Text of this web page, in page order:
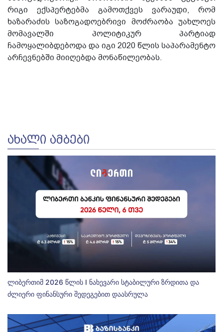
რიგი ექსპერტებმა გამოთქვეს ვარაუდი, რომ
ხაზარაძის საზოგადოებრივი მოძრაობა უახლოეს
მომავალში პოლიტიკურ პარტიად
ჩამოყალიბდებოდა და იგი 2020 წლის საპარამენტო
არჩევნებში მიიღებდა მონაწილეობას.
ᲐᲮᲐᲚᲘ ᲐᲛᲑᲔᲑᲘ
ლიბერთიმ 2026 წლის I ნახევარი სტაბილური ზრდითა და
ძლიერი ფინანსური შედეგებით დაასრულა